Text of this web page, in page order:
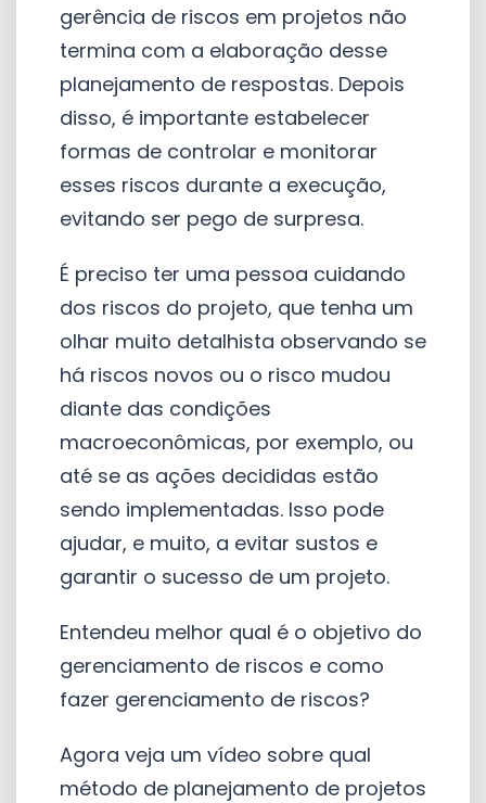
gerência de riscos em projetos não
termina com a elaboração desse
planejamento de respostas. Depois
disso, é importante estabelecer
formas de controlar e monitorar
esses riscos durante a execução,
evitando ser pego de surpresa.
É preciso ter uma pessoa cuidando
dos riscos do projeto, que tenha um
olhar muito detalhista observando se
há riscos novos ou o risco mudou
diante das condições
macroeconômicas, por exemplo, ou
até se as ações decididas estão
sendo implementadas. Isso pode
ajudar, e muito, a evitar sustos e
garantir o sucesso de um projeto.
Entendeu melhor qual é o objetivo do
gerenciamento de riscos e como
fazer gerenciamento de riscos?
Agora veja um vídeo sobre qual
método de planejamento de projetos